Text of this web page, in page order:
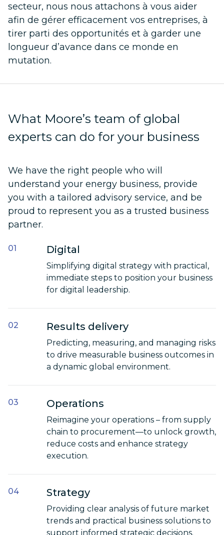
secteur, nous nous attachons à vous aider
afin de gérer efficacement vos entreprises, à
tirer parti des opportunités et à garder une
longueur d’avance dans ce monde en
mutation.
What Moore’s team of global
experts can do for your business
We have the right people who will
understand your energy business, provide
you with a tailored advisory service, and be
proud to represent you as a trusted business
partner.
Digital
Simplifying digital strategy with practical,
immediate steps to position your business
for digital leadership.
Results delivery
Predicting, measuring, and managing risks
to drive measurable business outcomes in
a dynamic global environment.
Operations
Reimagine your operations – from supply
chain to procurement—to unlock growth,
reduce costs and enhance strategy
execution.
Strategy
Providing clear analysis of future market
trends and practical business solutions to
support informed strategic decisions.